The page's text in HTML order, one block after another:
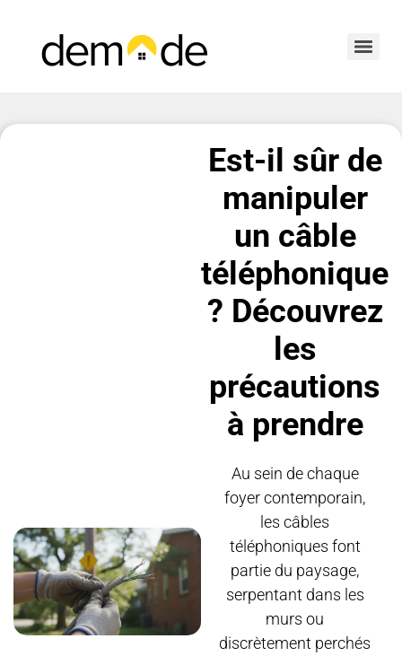
Est-il sûr de
manipuler
un câble
téléphonique
? Découvrez
les
précautions
à prendre
Au sein de chaque
foyer contemporain,
les câbles
téléphoniques font
partie du paysage,
serpentant dans les
murs ou
discrètement perchés